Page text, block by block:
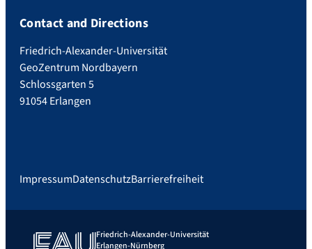
Contact and Directions
Friedrich-Alexander-Universität
GeoZentrum Nordbayern
Schlossgarten 5
91054 Erlangen
ImpressumDatenschutzBarrierefreiheit
Friedrich-Alexander-Universität
Erlangen-Nürnberg